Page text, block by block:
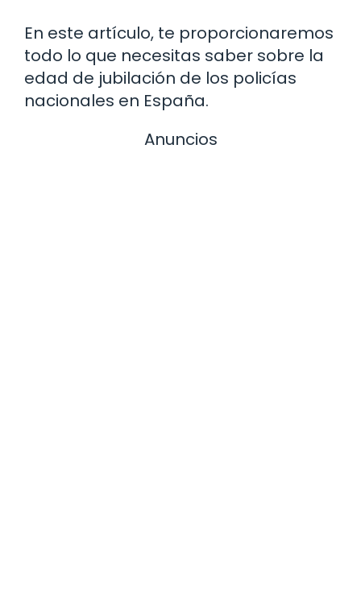
En este artículo, te proporcionaremos
todo lo que necesitas saber sobre la
edad de jubilación de los policías
nacionales en España.
Anuncios